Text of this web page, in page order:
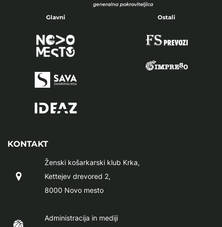
Glavni Ostali
KONTAKT
Ženski košarkarski klub Krka,
Kettejev drevored 2,
8000 Novo mesto
Administracija in mediji